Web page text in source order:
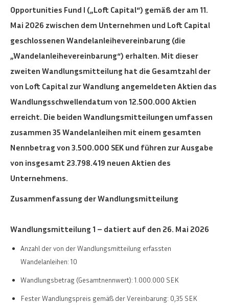
Opportunities Fund I („Loft Capital“) gemäß der am 11.
Mai 2026 zwischen dem Unternehmen und Loft Capital
geschlossenen Wandelanleihevereinbarung (die
„Wandelanleihevereinbarung“) erhalten. Mit dieser
zweiten Wandlungsmitteilung hat die Gesamtzahl der
von Loft Capital zur Wandlung angemeldeten Aktien das
Wandlungsschwellendatum von 12.500.000 Aktien
erreicht. Die beiden Wandlungsmitteilungen umfassen
zusammen 35 Wandelanleihen mit einem gesamten
Nennbetrag von 3.500.000 SEK und führen zur Ausgabe
von insgesamt 23.798.419 neuen Aktien des
Unternehmens.
Zusammenfassung der Wandlungsmitteilung
Wandlungsmitteilung 1 – datiert auf den 26. Mai 2026
Anzahl der von der Wandlungsmitteilung erfassten
Wandelanleihen: 10
Wandlungsbetrag (Gesamtnennwert): 1.000.000 SEK
Fester Wandlungspreis gemäß der Vereinbarung: 0,35 SEK